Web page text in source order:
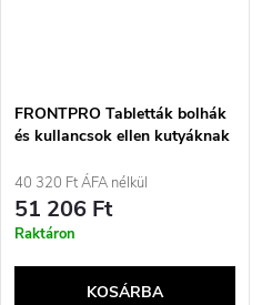
FRONTPRO Tabletták bolhák
és kullancsok ellen kutyáknak
40 320 Ft ÁFA nélkül
51 206 Ft
Raktáron
KOSÁRBA